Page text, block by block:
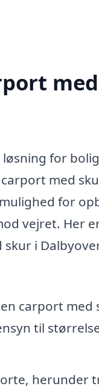
for
med
for
vejret. Her
i
carport med
til
herunder